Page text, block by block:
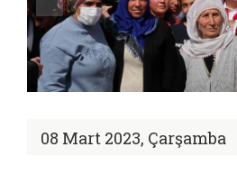
08 Mart 2023, Çarşamba